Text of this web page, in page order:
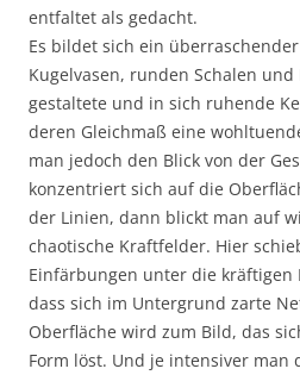
entfaltet als gedacht.
Es bildet sich ein
Kugelvasen, runden Schalen
gestaltete und in sich ruhende
deren Gleichmaß eine
man jedoch den Blick von der
konzentriert sich auf die
der Linien, dann blickt man auf
chaotische Kraftfelder. Hier
Einfärbungen unter die kräftigen
dass sich im Untergrund zarte
Oberfläche wird zum Bild, das
Form löst. Und je intensiver man